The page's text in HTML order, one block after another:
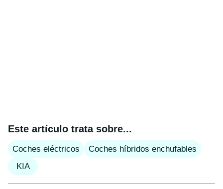
Este artículo trata sobre...
Coches eléctricos
Coches híbridos enchufables
KIA